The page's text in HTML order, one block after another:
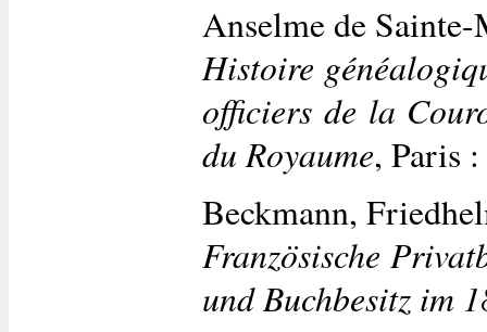
Anselme de
Histoire
officiers de la
du Royaume, Paris
Beckmann,
Französische
und Buchbesitz im